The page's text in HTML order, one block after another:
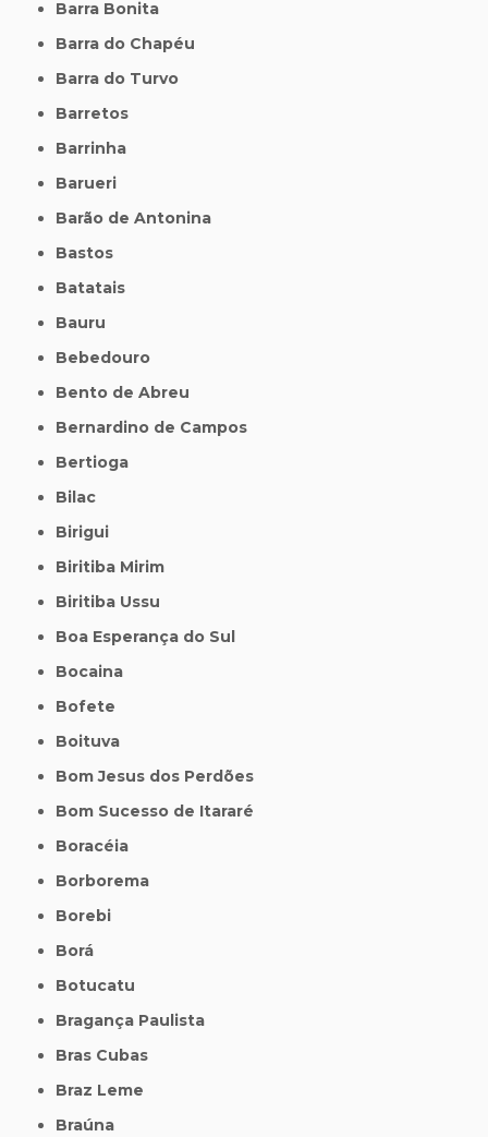
Barra Bonita
Barra do Chapéu
Barra do Turvo
Barretos
Barrinha
Barueri
Barão de Antonina
Bastos
Batatais
Bauru
Bebedouro
Bento de Abreu
Bernardino de Campos
Bertioga
Bilac
Birigui
Biritiba Mirim
Biritiba Ussu
Boa Esperança do Sul
Bocaina
Bofete
Boituva
Bom Jesus dos Perdões
Bom Sucesso de Itararé
Boracéia
Borborema
Borebi
Borá
Botucatu
Bragança Paulista
Bras Cubas
Braz Leme
Braúna